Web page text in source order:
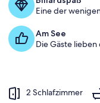
Eine der
Am See
Die Gäste lieben
2 Schlafzimmer